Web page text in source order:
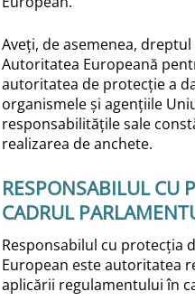
Aveți, de asemenea,
Autoritatea Europeană
autoritatea de protecție a
organismele și agențiile
responsabilitățile sale
realizarea de anchete.
RESPONSABILUL CU
CADRUL
Responsabilul cu protecția
European este autoritatea
aplicării regulamentului în